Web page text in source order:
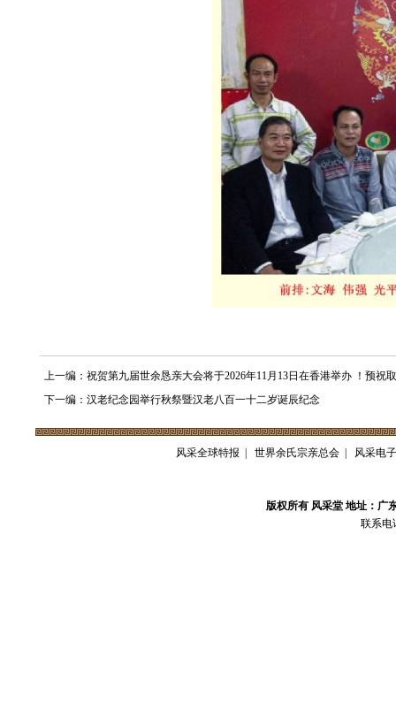
上一编：祝贺第九届世余恳亲大会将于2026年11月13日在香港举办 ！预祝
下一编：汉老纪念园举行秋祭暨汉老八百一十二岁诞辰纪念
风采全球特报 世界余氏宗亲总会 风采电
版权所有 风采堂 地址：广
联系电